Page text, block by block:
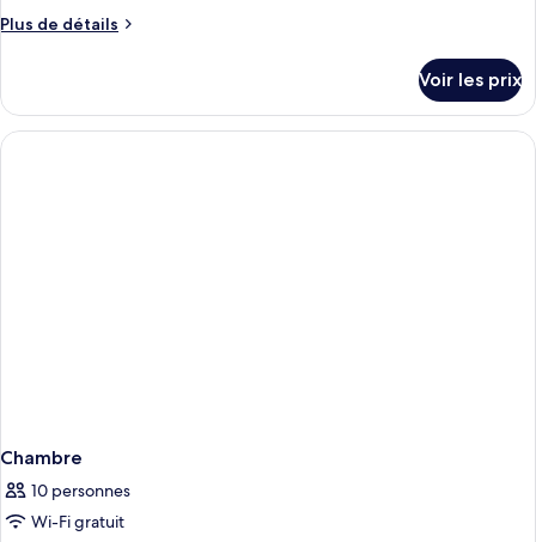
Plus de détails
Plus
le
type
de
Voir les prix
Chambre
10 personnes
Wi-Fi gratuit